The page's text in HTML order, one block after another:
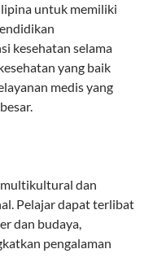
untuk memiliki
kesehatan selama
yang baik
medis yang
dan
Pelajar dapat terlibat
dan budaya,
pengalaman